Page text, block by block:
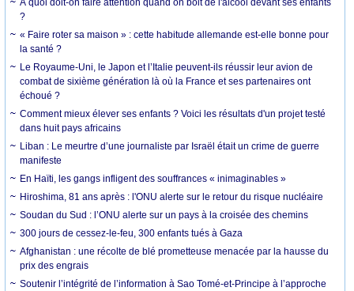
À quoi doit-on faire attention quand on boit de l'alcool devant ses enfants
?
« Faire roter sa maison » : cette habitude allemande est-elle bonne pour
la santé ?
Le Royaume-Uni, le Japon et l’Italie peuvent-ils réussir leur avion de
combat de sixième génération là où la France et ses partenaires ont
échoué ?
Comment mieux élever ses enfants ? Voici les résultats d'un projet testé
dans huit pays africains
Liban : Le meurtre d’une journaliste par Israël était un crime de guerre
manifeste
En Haïti, les gangs infligent des souffrances « inimaginables »
Hiroshima, 81 ans après : l'ONU alerte sur le retour du risque nucléaire
Soudan du Sud : l’ONU alerte sur un pays à la croisée des chemins
300 jours de cessez-le-feu, 300 enfants tués à Gaza
Afghanistan : une récolte de blé prometteuse menacée par la hausse du
prix des engrais
Soutenir l’intégrité de l’information à Sao Tomé-et-Principe à l’approche